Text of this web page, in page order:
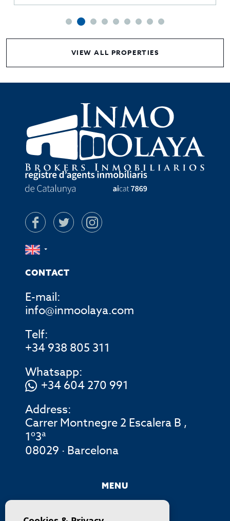
VIEW ALL PROPERTIES
CONTACT
E-mail:
info@inmoolaya.com
Telf:
+34 938 805 311
Whatsapp:
+34 604 270 991
Address:
Carrer Montnegre 2 Escalera B ,
1º3ª
08029 · Barcelona
MENU